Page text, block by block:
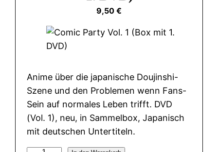
9,50 €
Anime über die japanische Doujinshi-
Szene und den Problemen wenn Fans-
Sein auf normales Leben trifft. DVD
(Vol. 1), neu, in Sammelbox, Japanisch
mit deutschen Untertiteln.